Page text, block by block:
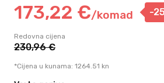
173,22 €/komad -25
Redovna cijena
230,96 €
*Cijena u kunama: 1264.51 kn